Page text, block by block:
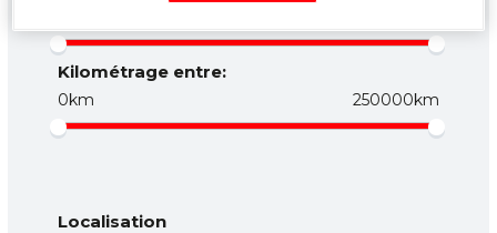
Kilométrage entre:
0km 250000km
Localisation